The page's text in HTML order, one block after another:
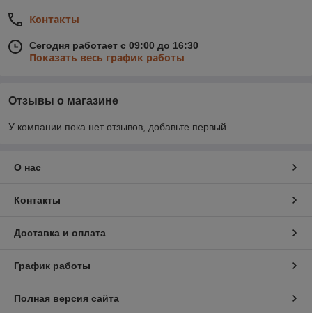
Контакты
Сегодня работает с 09:00 до 16:30
Показать весь график работы
Отзывы о магазине
У компании пока нет отзывов, добавьте первый
О нас
Контакты
Доставка и оплата
График работы
Полная версия сайта